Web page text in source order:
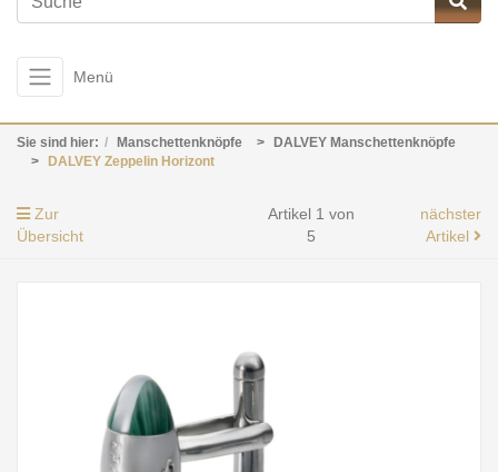
Menü
Sie sind hier: Manschettenknöpfe
DALVEY Manschettenknöpfe
DALVEY Zeppelin Horizont
Zur
Übersicht
Artikel 1 von
5
nächster
Artikel